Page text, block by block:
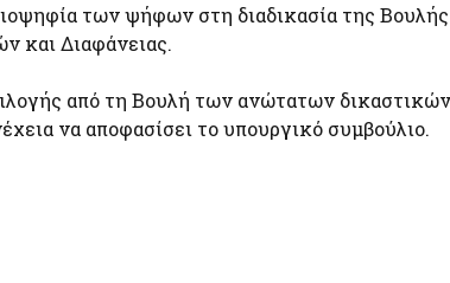
των ψήφων στη διαδικασία της
και Διαφάνειας.
από τη Βουλή των ανώτατων δικαστικών
να αποφασίσει το υπουργικό συμβούλιο.